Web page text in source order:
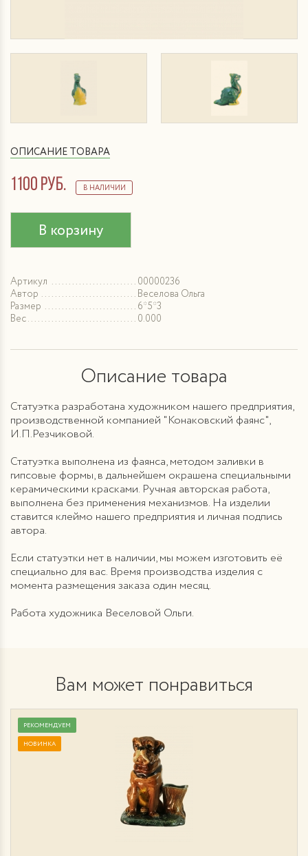
ОПИСАНИЕ ТОВАРА
1100 руб. В НАЛИЧИИ
В корзину
Артикул
00000236
Автор
Веселова Ольга
Размер
6*5*3
Вес
0.000
Описание товара
Статуэтка разработана художником нашего предприятия,
производственной компанией "Конаковский фаянс",
И.П.Резчиковой.
Статуэтка выполнена из фаянса, методом заливки в
гипсовые формы, в дальнейшем окрашена специальными
керамическими красками. Ручная авторская работа,
выполнена без применения механизмов. На изделии
ставится клеймо нашего предприятия и личная подпись
автора.
Если статуэтки нет в наличии, мы можем изготовить её
специально для вас. Время производства изделия с
момента размещения заказа один месяц.
Работа художника Веселовой Ольги.
Вам может понравиться
РЕКОМЕНДУЕМ
НОВИНКА